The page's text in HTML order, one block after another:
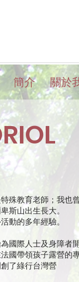
簡介 關於
殊教育老師；我也
斯山出生長大。
動的多年經驗。
國際人士及身障者
國帶領孩子露營的
了綠行台灣營